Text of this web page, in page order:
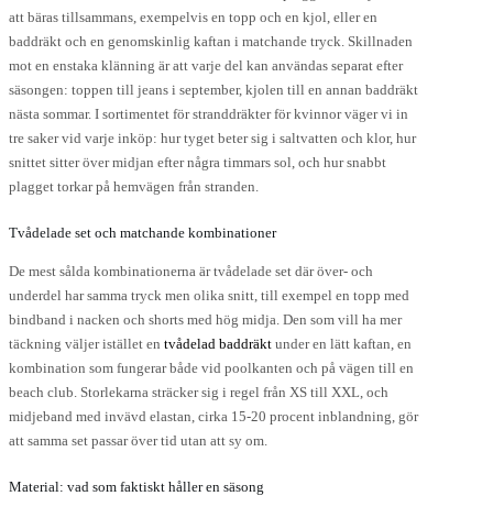
att bäras tillsammans, exempelvis en topp och en kjol, eller en
baddräkt och en genomskinlig kaftan i matchande tryck. Skillnaden
mot en enstaka klänning är att varje del kan användas separat efter
säsongen: toppen till jeans i september, kjolen till en annan baddräkt
nästa sommar. I sortimentet för stranddräkter för kvinnor väger vi in
tre saker vid varje inköp: hur tyget beter sig i saltvatten och klor, hur
snittet sitter över midjan efter några timmars sol, och hur snabbt
plagget torkar på hemvägen från stranden.
Tvådelade set och matchande kombinationer
De mest sålda kombinationerna är tvådelade set där över- och
underdel har samma tryck men olika snitt, till exempel en topp med
bindband i nacken och shorts med hög midja. Den som vill ha mer
täckning väljer istället en tvådelad baddräkt under en lätt kaftan, en
kombination som fungerar både vid poolkanten och på vägen till en
beach club. Storlekarna sträcker sig i regel från XS till XXL, och
midjeband med invävd elastan, cirka 15-20 procent inblandning, gör
att samma set passar över tid utan att sy om.
Material: vad som faktiskt håller en säsong